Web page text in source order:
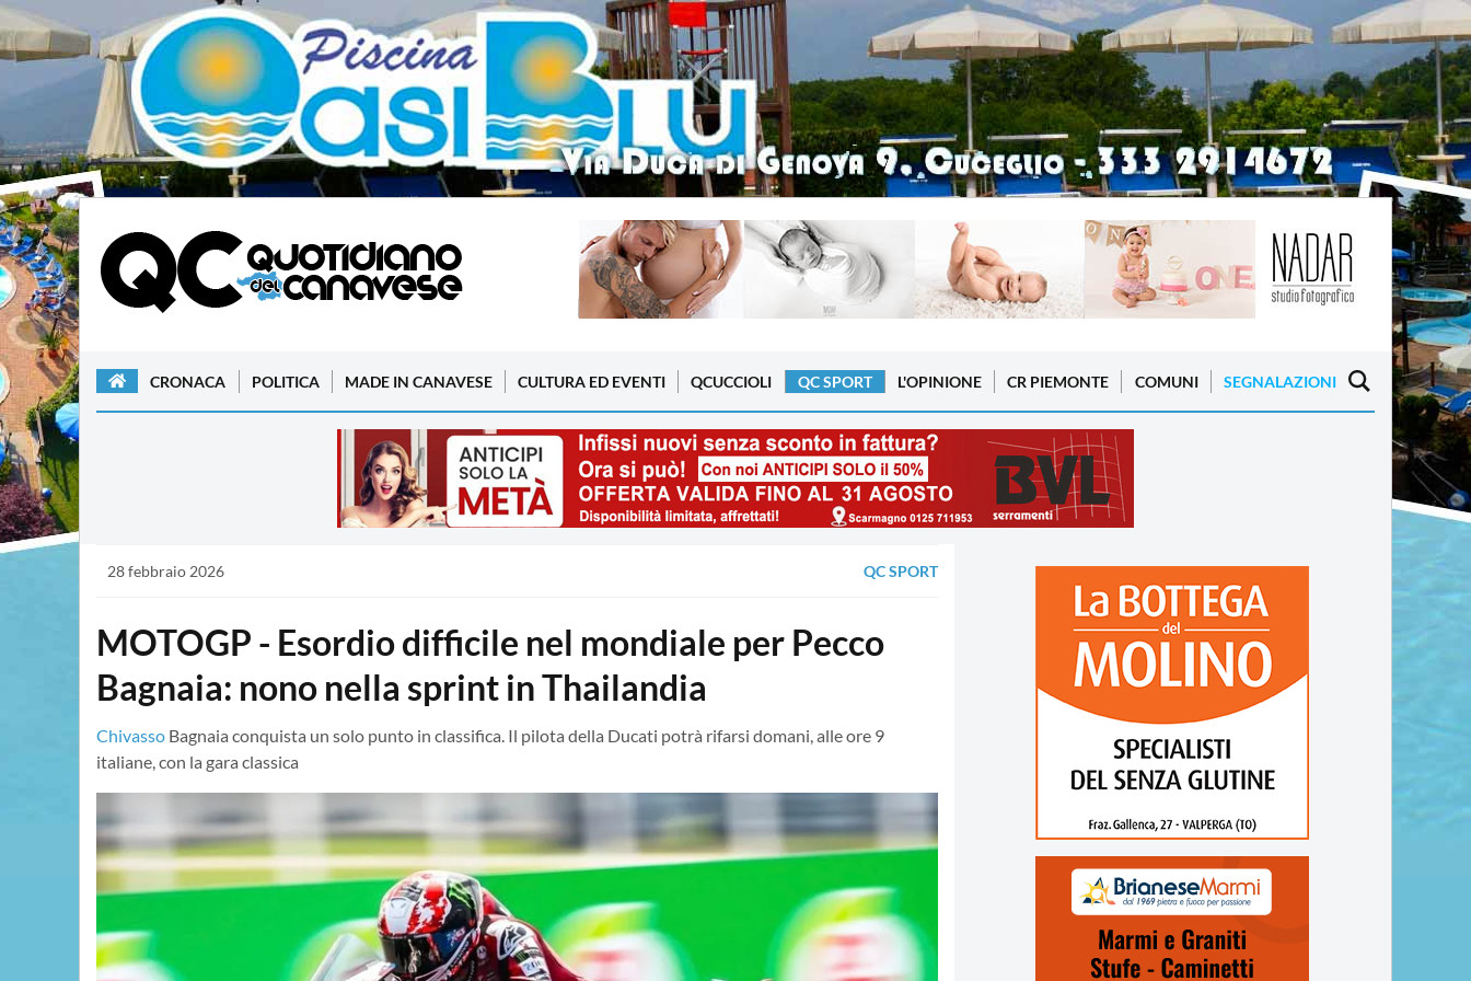
CRONACA POLITICA MADE IN CANAVESE CULTURA ED EVENTI QCUCCIOLI QC SPORT L'OPINIONE CR PIEMONTE COMUNI SEGNALAZIONI
28 febbraio 2026 QC SPORT
MOTOGP - Esordio difficile nel mondiale per Pecco
Bagnaia: nono nella sprint in Thailandia
Chivasso Bagnaia conquista un solo punto in classifica. Il pilota della Ducati potrà rifarsi domani, alle ore 9
italiane, con la gara classica